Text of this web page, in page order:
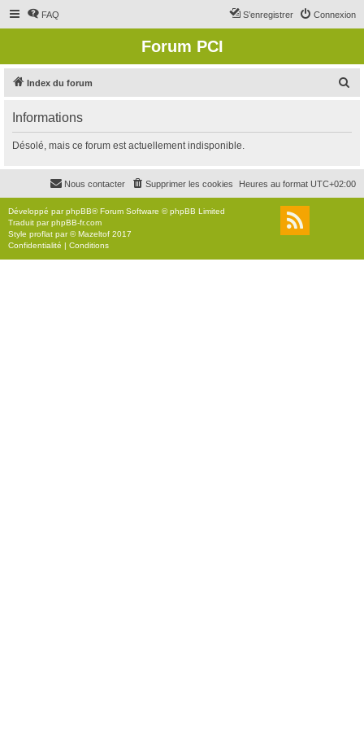
FAQ Connexion
S’enregistrer
Forum PCI
Index du forum
r
c
r
Informations
Désolé, mais ce forum est actuellement indisponible.
Heures au format UTC+02:00
Supprimer les cookies
Nous contacter
Développé parphpBB® Forum Software © phpBB Limited
Traduit parphpBB-fr.com
Style proflat par ©Mazeltof 2017
Confidentialité | Conditions